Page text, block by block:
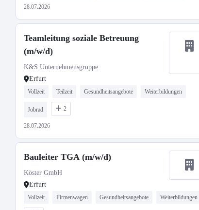
28.07.2026
Teamleitung soziale Betreuung
(m/w/d)
K&S Unternehmensgruppe
Erfurt
Vollzeit Teilzeit Gesundheitsangebote Weiterbildungen
Jobrad 2
28.07.2026
Bauleiter TGA (m/w/d)
Köster GmbH
Erfurt
Vollzeit Firmenwagen Gesundheitsangebote Weiterbildungen